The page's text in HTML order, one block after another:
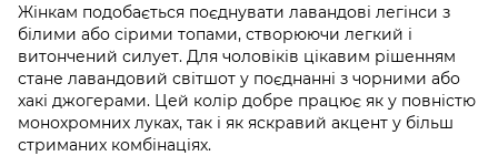
Жінкам подобається поєднувати лавандові легінси з
білими або сірими топами, створюючи легкий і
витончений силует. Для чоловіків цікавим рішенням
стане лавандовий світшот у поєднанні з чорними або
хакі джогерами. Цей колір добре працює як у повністю
монохромних луках, так і як яскравий акцент у більш
стриманих комбінаціях.